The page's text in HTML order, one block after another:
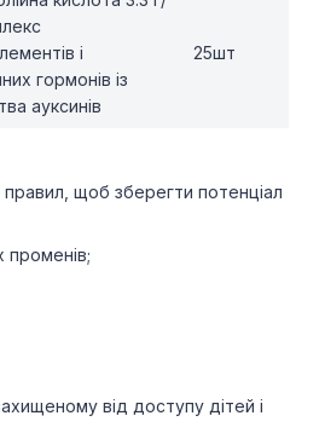
і
гормонів із
ауксинів
25шт
щоб зберегти потенціал
променів;
від доступу дітей і